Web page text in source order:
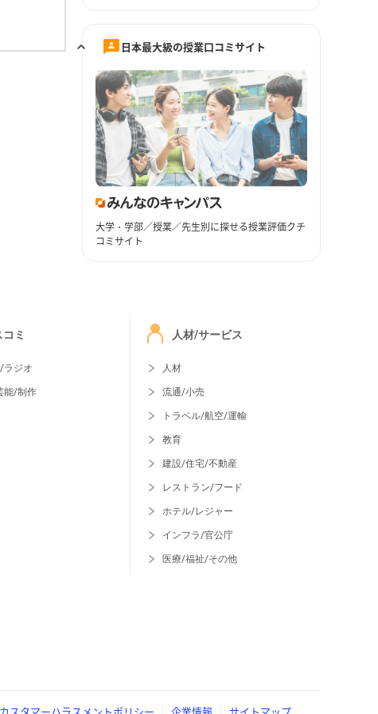
日本最大級の授業口コミサイト
大学・学部／授業／先生別に探せる授業評価クチ
コミサイト
ミ
ラジオ
能/制作
人材/サービス
人材
流通/小売
トラベル/航空/運輸
教育
建設/住宅/不動産
レストラン/フード
ホテル/レジャー
インフラ/官公庁
医療/福祉/その他